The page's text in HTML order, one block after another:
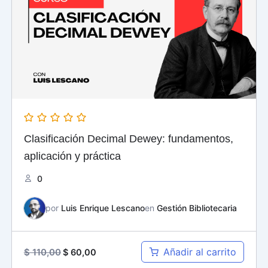
Clasificación Decimal Dewey: fundamentos,
aplicación y práctica
0
por Luis Enrique Lescanoen Gestión Bibliotecaria
$110,00
era:
$ 110,00.
$60,00
es:
$ 60,00.
Añadir al carrito